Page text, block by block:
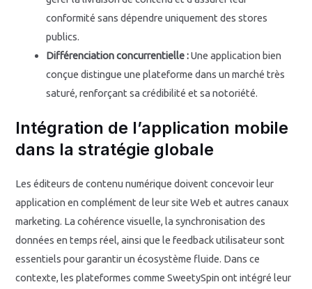
conformité sans dépendre uniquement des stores
publics.
Différenciation concurrentielle :Une application bien
conçue distingue une plateforme dans un marché très
saturé, renforçant sa crédibilité et sa notoriété.
Intégration de l’application mobile
dans la stratégie globale
Les éditeurs de contenu numérique doivent concevoir leur
application en complément de leur site Web et autres canaux
marketing. La cohérence visuelle, la synchronisation des
données en temps réel, ainsi que le feedback utilisateur sont
essentiels pour garantir un écosystème fluide. Dans ce
contexte, les plateformes comme SweetySpin ont intégré leur